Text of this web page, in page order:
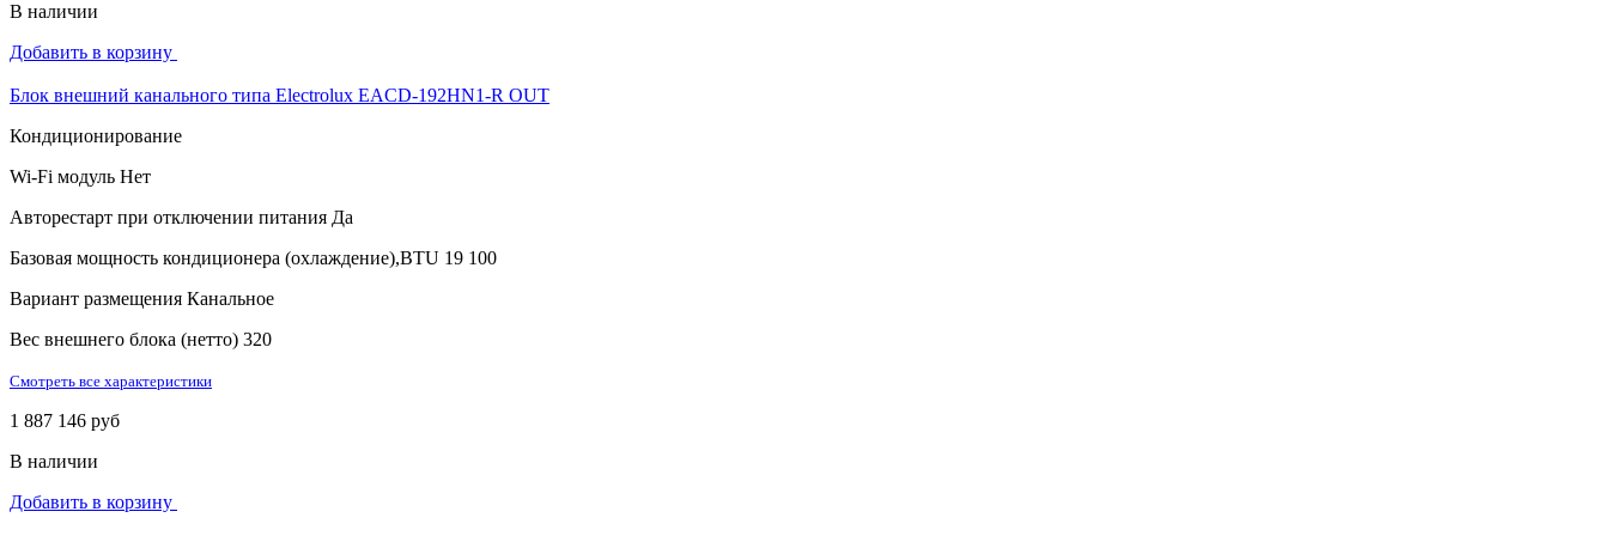
В наличии
Добавить в корзину
Блок внешний канального типа Electrolux EACD-192HN1-R OUT
Кондиционирование
Wi-Fi модуль Нет
Авторестарт при отключении питания Да
Базовая мощность кондиционера (охлаждение),BTU 19 100
Вариант размещения Канальное
Вес внешнего блока (нетто) 320
Смотреть все характеристики
1 887 146 руб
В наличии
Добавить в корзину